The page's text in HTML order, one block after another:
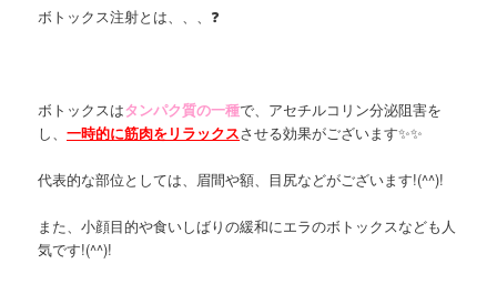
ボトックス注射とは、、、❓
ボトックスはタンパク質の一種で、アセチルコリン分泌阻害を
し、一時的に筋肉をリラックスさせる効果がございます✨✨
代表的な部位としては、眉間や額、目尻などがございます!(^^)!
また、小顔目的や食いしばりの緩和にエラのボトックスなども人
気です!(^^)!